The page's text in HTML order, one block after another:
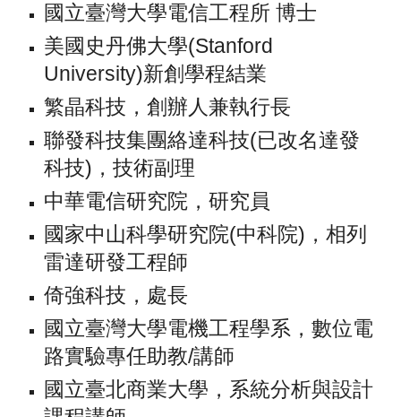
國立臺灣大學電信工程所 博士
美國史丹佛大學(Stanford
University)新創學程結業
繁晶科技，創辦人兼執行長
聯發科技集團絡達科技(已改名達發
科技)，技術副理
中華電信研究院，研究員
國家中山科學研究院(中科院)，相列
雷達研發工程師
倚強科技，處長
國立臺灣大學電機工程學系，數位電
路實驗專任助教/講師
國立臺北商業大學，系統分析與設計